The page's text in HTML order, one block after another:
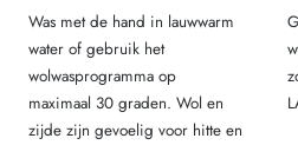
Was met de hand in lauwwarm
water of gebruik het
wolwasprogramma op
maximaal 30 graden. Wol en
zijde zijn gevoelig voor hitte en